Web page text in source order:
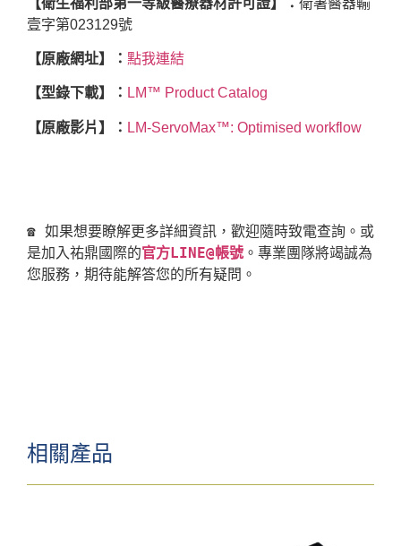
壹字第023129號
【原廠網址】： 點我連結
【型錄下載】： LM™ Product Catalog
【原廠影片】： LM-ServoMax™: Optimised workflow
☎ 如果想要瞭解更多詳細資訊，歡迎隨時致電查詢。或
是加入祐鼎國際的官方LINE@帳號 。專業團隊將竭誠為
相關產品